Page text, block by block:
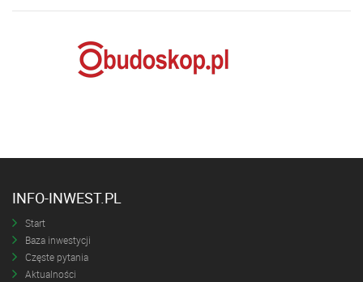
INFO-INWEST.PL
Start
Baza inwestycji
Częste pytania
Aktualności